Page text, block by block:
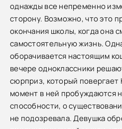
однажды все непременно
сторону. Возможно, что это
окончания школы, когда она
самостоятельную жизнь.
оборачивается настоящим
вечере одноклассники
сюрприз, который повергает
момент в ней пробуждаются
способности, о
не подозревала. Девушка